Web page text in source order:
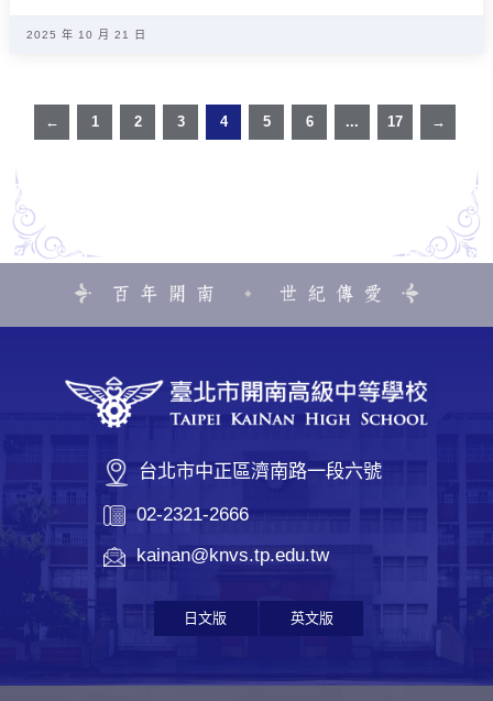
2025 年 10 月 21 日
← 1 2 3 4 5 6 ... 17 →
台北市中正區濟南路一段六號
02-2321-2666
kainan@knvs.tp.edu.tw
日文版 英文版